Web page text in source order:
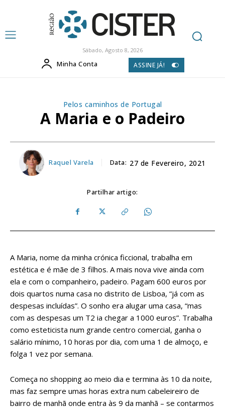
Sábado, Agosto 8, 2026
Minha Conta ASSINE JÁ!
Pelos caminhos de Portugal
A Maria e o Padeiro
Raquel Varela Data: 27 de Fevereiro, 2021
Partilhar artigo:
A Maria, nome da minha crónica ficcional, trabalha em
estética e é mãe de 3 filhos. A mais nova vive ainda com
ela e com o companheiro, padeiro. Pagam 600 euros por
dois quartos numa casa no distrito de Lisboa, “já com as
despesas incluídas”. O sonho era alugar uma casa, “mas
com as despesas um T2 ia chegar a 1000 euros”. Trabalha
como esteticista num grande centro comercial, ganha o
salário mínimo, 10 horas por dia, com uma 1 de almoço, e
folga 1 vez por semana.
Começa no shopping ao meio dia e termina às 10 da noite,
mas faz sempre umas horas extra num cabeleireiro de
bairro de manhã onde entra às 9 da manhã – se contarmos